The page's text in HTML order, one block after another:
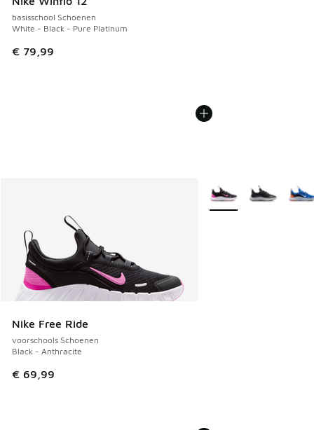
basisschool Schoenen
White - Black - Pure Platinum
€ 79,99
Nike Free Ride
voorschools Schoenen
Black - Anthracite
€ 69,99
Meer kleuren